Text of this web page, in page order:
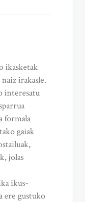
ikasketak
irakasle.
interesatu
formala
gaiak
jolas
ikus-
ere gustuko